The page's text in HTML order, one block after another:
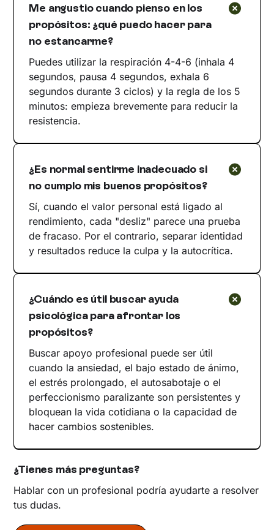
Me angustio cuando pienso en los
propósitos: ¿qué puedo hacer para
no estancarme?
Puedes utilizar la respiración 4-4-6 (inhala 4
segundos, pausa 4 segundos, exhala 6
segundos durante 3 ciclos) y la regla de los 5
minutos: empieza brevemente para reducir la
resistencia.
¿Es normal sentirme inadecuado si
no cumplo mis buenos propósitos?
Sí, cuando el valor personal está ligado al
rendimiento, cada "desliz" parece una prueba
de fracaso. Por el contrario, separar identidad
y resultados reduce la culpa y la autocrítica.
¿Cuándo es útil buscar ayuda
psicológica para afrontar los
propósitos?
Buscar apoyo profesional puede ser útil
cuando la ansiedad, el bajo estado de ánimo,
el estrés prolongado, el autosabotaje o el
perfeccionismo paralizante son persistentes y
bloquean la vida cotidiana o la capacidad de
hacer cambios sostenibles.
¿Tienes más preguntas?
Hablar con un profesional podría ayudarte a resolver
tus dudas.